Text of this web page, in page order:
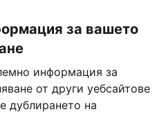
за вашето
информация за
от други уебсайтове
дублирането на